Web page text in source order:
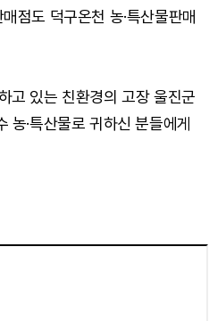
점도 덕구온천 농·특산물판매
고 있는 친환경의 고장 울진군
·특산물로 귀하신 분들에게